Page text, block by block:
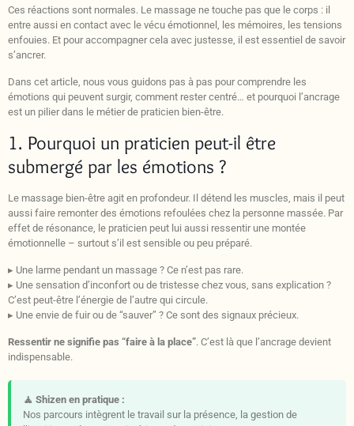
Ces réactions sont normales. Le massage ne touche pas que le corps : il
entre aussi en contact avec le vécu émotionnel, les mémoires, les tensions
enfouies. Et pour accompagner cela avec justesse, il est essentiel de savoir
s’ancrer.
Dans cet article, nous vous guidons pas à pas pour comprendre les
émotions qui peuvent surgir, comment rester centré… et pourquoi l’ancrage
est un pilier dans le métier de praticien bien-être.
1. Pourquoi un praticien peut-il être
submergé par les émotions ?
Le massage bien-être agit en profondeur. Il détend les muscles, mais il peut
aussi faire remonter des émotions refoulées chez la personne massée. Par
effet de résonance, le praticien peut lui aussi ressentir une montée
émotionnelle – surtout s’il est sensible ou peu préparé.
▸ Une larme pendant un massage ? Ce n’est pas rare.
▸ Une sensation d’inconfort ou de tristesse chez vous, sans explication ?
C’est peut-être l’énergie de l’autre qui circule.
▸ Une envie de fuir ou de “sauver” ? Ce sont des signaux précieux.
Ressentir ne signifie pas “faire à la place”. C’est là que l’ancrage devient
indispensable.
🧘 Shizen en pratique :
Nos parcours intègrent le travail sur la présence, la gestion de